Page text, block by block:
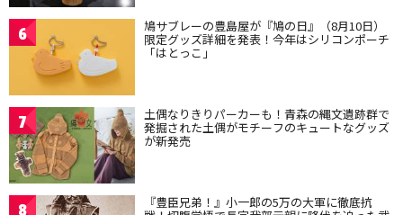
6 鳩サブレーの豊島屋が『鳩の日』（8月10日）
限定グッズ詳細を発表！今年はシリコンポーチ
「はとっこ」
7 土偶なりきりパーカーも！青森の縄文遺跡群で
発掘された土偶がモチーフのキュートなグッズ
が新発売
8 『豊臣兄弟！』小一郎の5万の大軍に徹底抗